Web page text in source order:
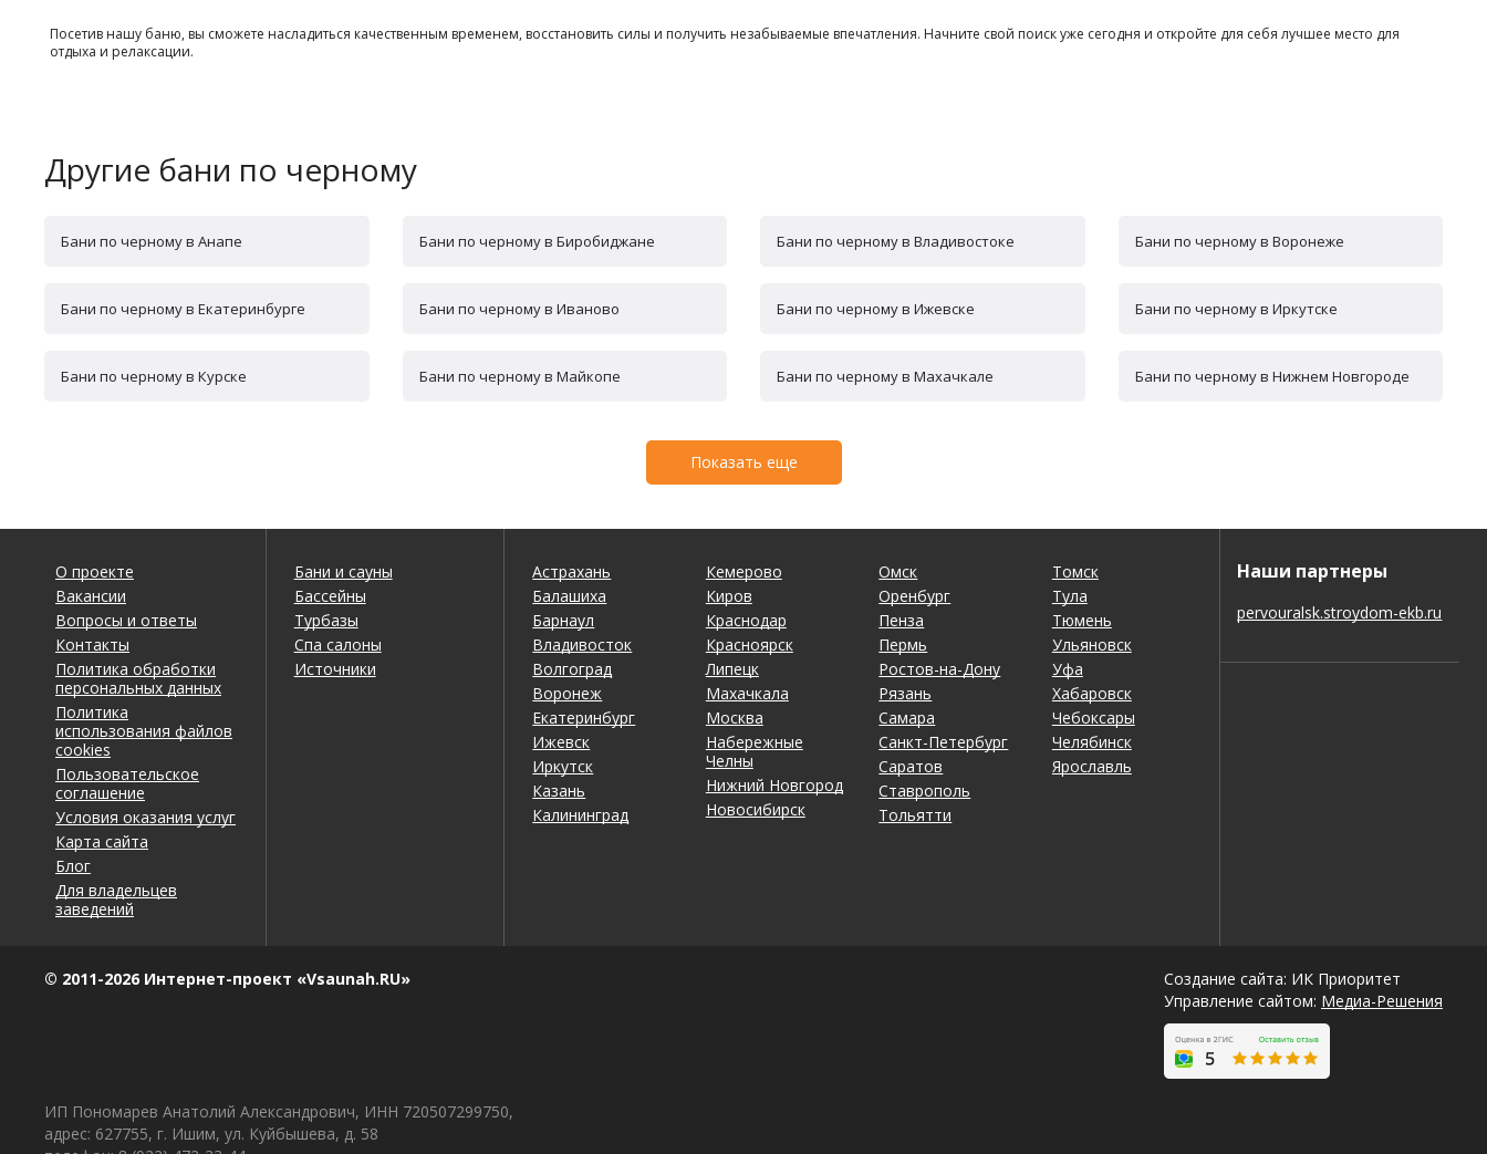
Посетив нашу баню, вы сможете насладиться качественным временем, восстановить силы и получить незабываемые впечатления. Начните свой поиск уже сегодня и откройте для себя лучшее место для
отдыха и релаксации.
Другие бани по черному
Бани по черному в Анапе Бани по черному в Биробиджане Бани по черному в Владивостоке Бани по черному в Воронеже
Бани по черному в Екатеринбурге Бани по черному в Иваново Бани по черному в Ижевске Бани по черному в Иркутске
Бани по черному в Курске Бани по черному в Майкопе Бани по черному в Махачкале Бани по черному в Нижнем Новгороде
Показать еще
О проекте
Вакансии
Вопросы и ответы
Контакты
Политика обработки
персональных данных
Политика
использования файлов
cookies
Пользовательское
соглашение
Условия оказания услуг
Карта сайта
Блог
Для владельцев
заведений
Бани и сауны
Бассейны
Турбазы
Спа салоны
Источники
Астрахань
Балашиха
Барнаул
Владивосток
Волгоград
Воронеж
Екатеринбург
Ижевск
Иркутск
Казань
Калининград
Кемерово
Киров
Краснодар
Красноярск
Липецк
Махачкала
Москва
Набережные
Челны
Нижний Новгород
Новосибирск
Омск
Оренбург
Пенза
Пермь
Ростов-на-Дону
Рязань
Самара
Санкт-Петербург
Саратов
Ставрополь
Тольятти
Томск
Тула
Тюмень
Ульяновск
Уфа
Хабаровск
Чебоксары
Челябинск
Ярославль
Наши партнеры
pervouralsk.stroydom-ekb.ru
© 2011-2026 Интернет-проект «Vsaunah.RU»
Создание сайта: ИК Приоритет
Управление сайтом: Медиа-Решения
ИП Пономарев Анатолий Александрович, ИНН 720507299750,
адрес: 627755, г. Ишим, ул. Куйбышева, д. 58